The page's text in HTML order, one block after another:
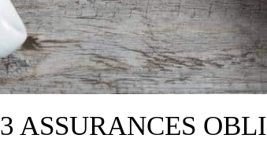
3 ASSURANCES